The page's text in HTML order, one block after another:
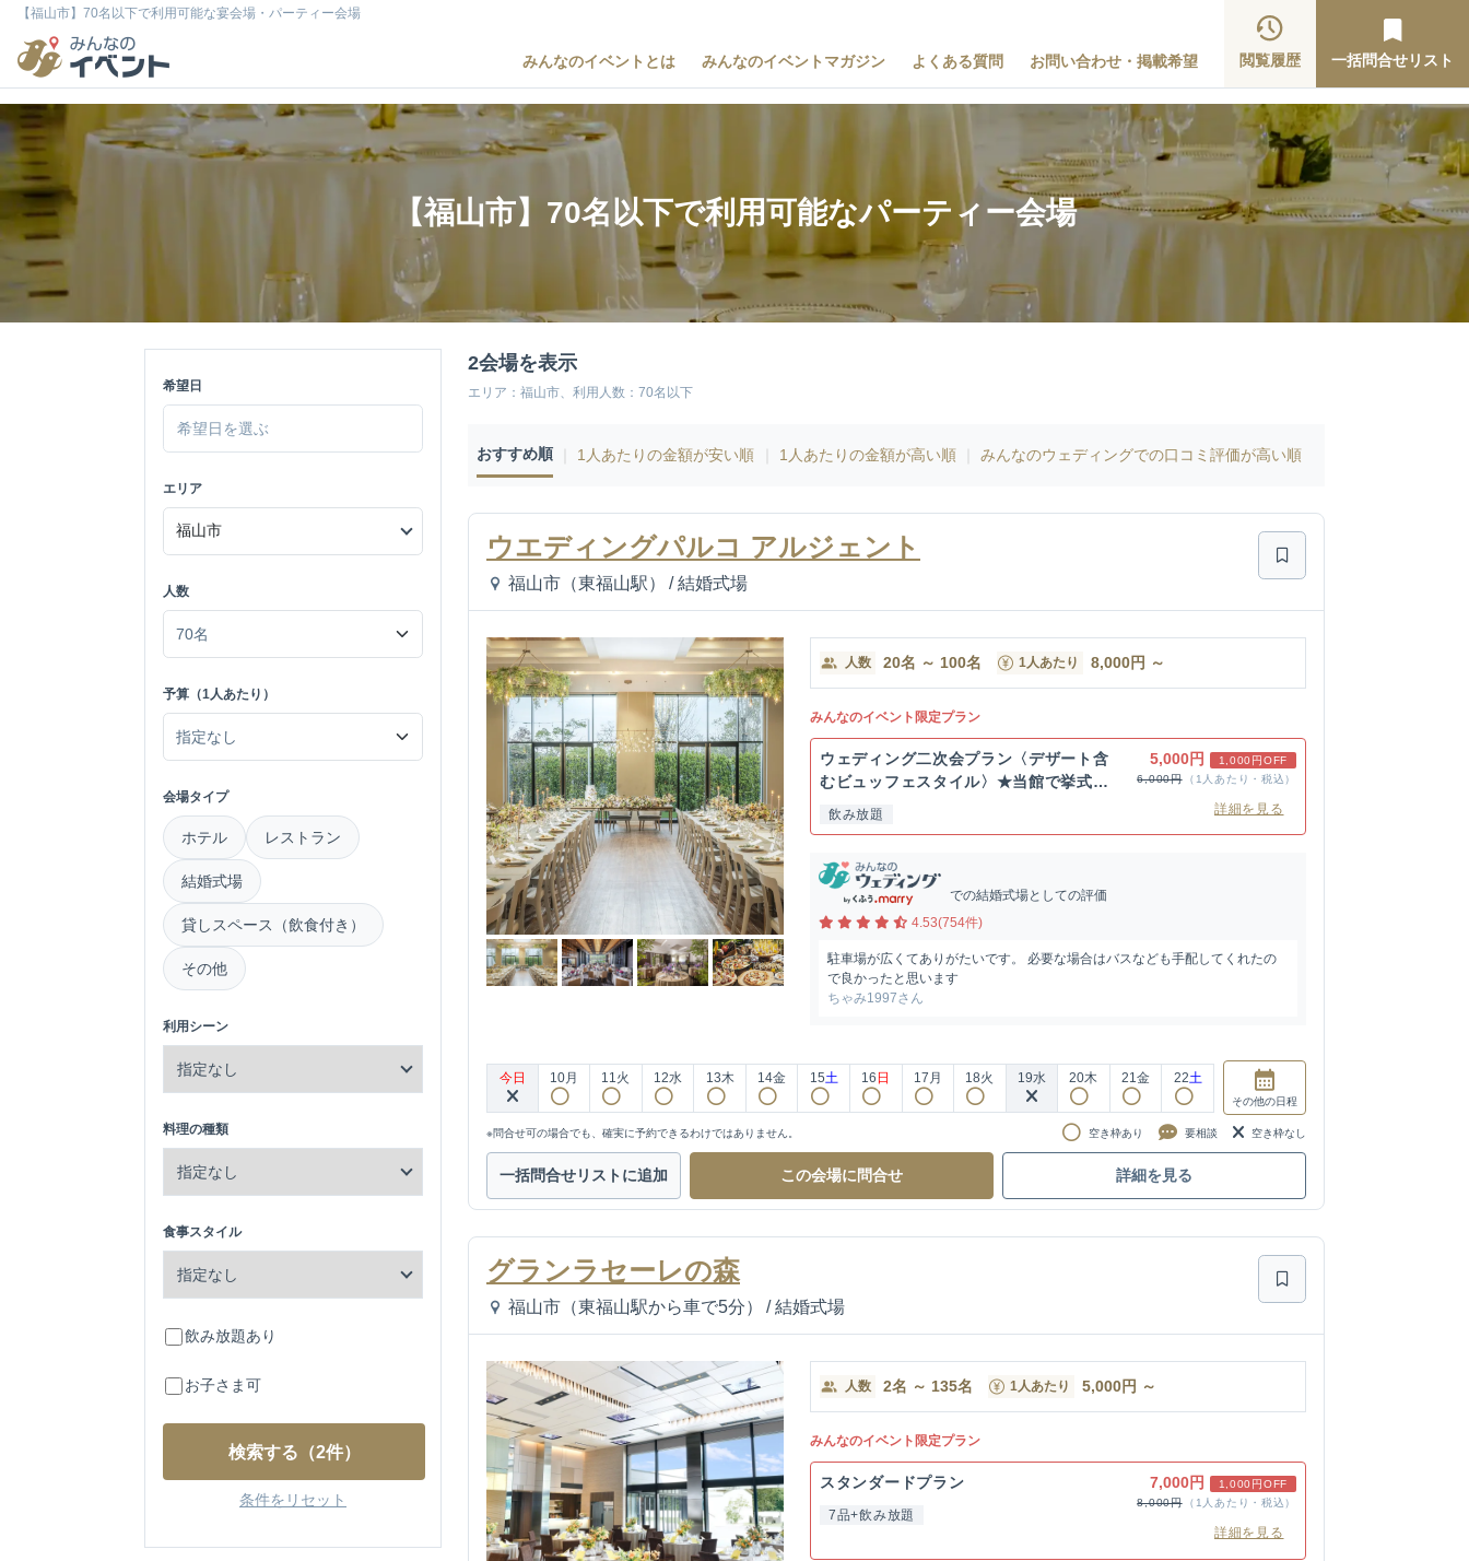
【福山市】70名以下で利用可能な宴会場・パーティー会場
みんなのイベントとは みんなのイベントマガジン よくある質問 お問い合わせ・掲載希望 閲覧履歴 一括問合せリスト
【福山市】70名以下で利用可能なパーティー会場
希望日
エリア
人数
予算（1人あたり）
会場タイプ
ホテル レストラン
結婚式場
貸しスペース（飲食付き）
その他
利用シーン
料理の種類
食事スタイル
飲み放題あり
お子さま可
検索する （2件）
条件をリセット
2会場を表示
エリア：福山市、利用人数：70名以下
おすすめ順 1人あたりの金額が安い順 1人あたりの金額が高い順 みんなのウェディングでの口コミ評価が高い順
ウエディングパルコ アルジェント
福山市（東福山駅） / 結婚式場
人数 20名 ～ 100名 1人あたり 8,000円 ～
みんなのイベント限定プラン
ウェディング二次会プラン〈デザート含
むビュッフェスタイル〉★当館で挙式後
のお...
飲み放題
5,000円
1,000円OFF
6,000円
（1人あたり・税込）
詳細を見る
での結婚式場としての評価
4.53(754件)
駐車場が広くてありがたいです。 必要な場合はバスなども手配してくれたの
で良かったと思います
ちゃみ1997さん
今日 10月 11火 12水 13木 14金 15土 16 日 17 月 18火 19水 20木 21金 22土
その他の日程
※問合せ可の場合でも、確実に予約できるわけではありません。 空き枠あり 要相談 空き枠なし
一括問合せリストに追加 この会場に問合せ 詳細を見る
グランラセーレの森
福山市（東福山駅から車で5分） / 結婚式場
人数 2名 ～ 135名 1人あたり 5,000円 ～
みんなのイベント限定プラン
スタンダードプラン
7品+飲み放題
7,000円
1,000円OFF
8,000円
（1人あたり・税込）
詳細を見る